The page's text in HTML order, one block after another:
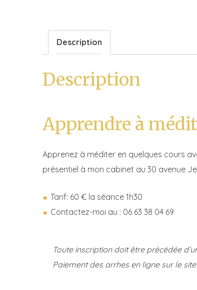
Description
Description
Apprendre à
Apprenez à méditer en quelques cours
présentiel à mon cabinet au 30 avenue
Tarif: 60 € la séance 1h30
Contactez-moi au : 06 63 38 04 69
Toute inscription doit être précédée
Paiement des arrhes en ligne sur le